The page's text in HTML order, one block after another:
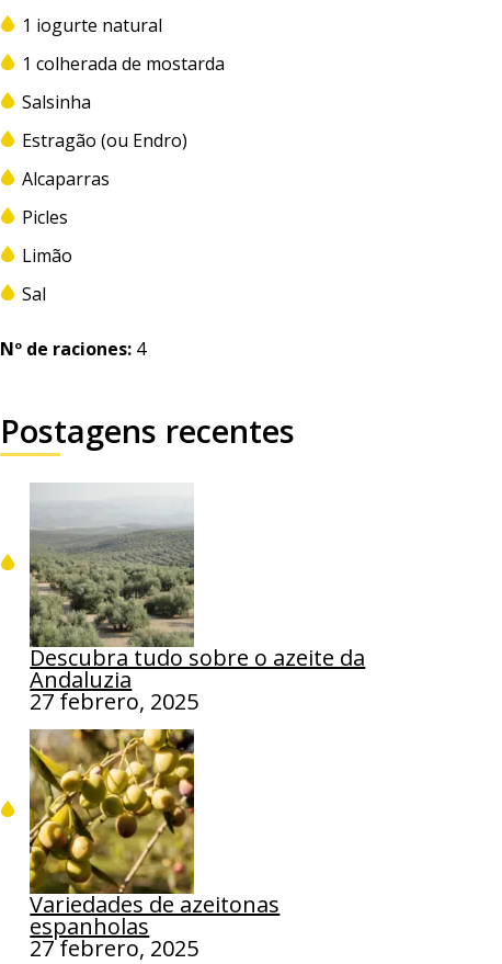
1 iogurte natural
1 colherada de mostarda
Salsinha
Estragão (ou Endro)
Alcaparras
Picles
Limão
Sal
Nº de raciones: 4
Postagens recentes
Descubra tudo sobre o azeite da
Andaluzia
27 febrero, 2025
Variedades de azeitonas
espanholas
27 febrero, 2025